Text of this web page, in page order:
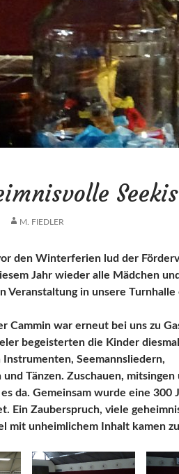
M. FIEDLER
den Winterferien lud der
Jahr wieder alle Mädchen
Veranstaltung in unsere Turnhalle
Cammin war erneut bei uns zu
begeisterten die Kinder
Seemannsliedern,
und Tänzen. Zuschauen, mitsingen
da. Gemeinsam wurde eine 300
Ein Zauberspruch, viele
mit unheimlichem Inhalt kamen